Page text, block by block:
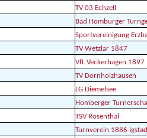
TV 03 Echzell
Bad Homburger
Sportvereinigung
TV Wetzlar 1847
VfL Veckerhagen 1897
TV Dornholzhausen
LG Diemelsee
Homberger
TSV Rosenthal
Turnverein 1886